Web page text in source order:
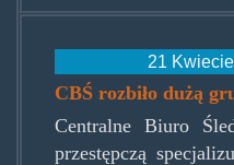
21
CBŚ rozbiło dużą
Centralne Biuro
przestępczą